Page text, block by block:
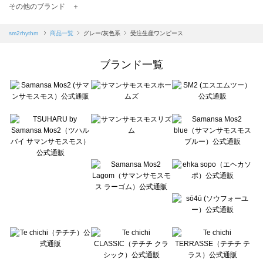
TSUHARU by Samansa Mos2（ツハルバイサマンサモスモス）の一覧
Samansa Mos2 blue（サマンサモスモス ブルー）の一覧
Te chichi（テチチ）の一覧
Te chichi CLASSIC（テチチ クラシック）の一覧
Lugnoncure（ルノンキュール）の一覧
BETTY'S BLUE（べティーズブルー）の一覧
Wpc.（ワールドパーティー）の一覧
その他のブランド ＋
sm2rhythm 商品一覧 グレー/灰色系 受注生産ワンピース
ブランド一覧